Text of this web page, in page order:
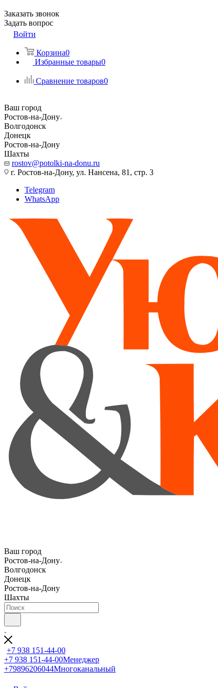
Заказать звонок
Задать вопрос
Войти
Корзина0
Избранные товары0
Сравнение товаров0
Ваш город
Ростов-на-Дону
Волгодонск
Донецк
Ростов-на-Дону
Шахты
rostov@potolki-na-donu.ru
г. Ростов-на-Дону, ул. Нансена, 81, стр. 3
Telegram
WhatsApp
Ваш город
Ростов-на-Дону
Волгодонск
Донецк
Ростов-на-Дону
Шахты
+7 938 151-44-00
+7 938 151-44-00Менеджер
+79896206044Многоканальный